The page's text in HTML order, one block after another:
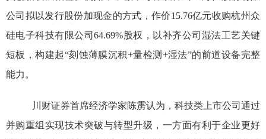
公司拟以发行股份加现金的方式，作价15.76亿元收购杭州众
硅电子科技有限公司64.69%股权，以补齐公司湿法工艺关键
短板，构建起“刻蚀薄膜沉积+量检测 +湿法”的前道设备完整
能力。
川财证券首席经济学家陈雳认为，科技类上市公司通过
并购重组实现技术突破与转型升级，一方面有利于企业更好